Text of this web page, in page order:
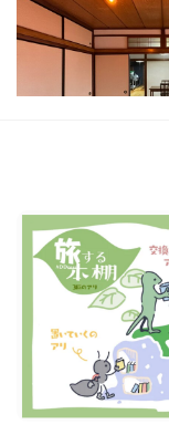
神奈川県 シェアハウス
【バス停徒歩1分】葉
150人の手で蘇った
この家からの距離 3km